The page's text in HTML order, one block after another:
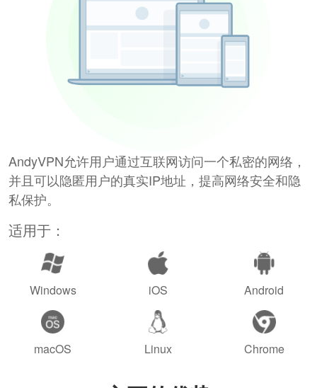
AndyVPN允许用户通过互联网访问一个私密的网络，
并且可以隐匿用户的真实IP地址，提高网络安全和隐
私保护。
适用于：
Windows iOS Android
macOS Linux Chrome